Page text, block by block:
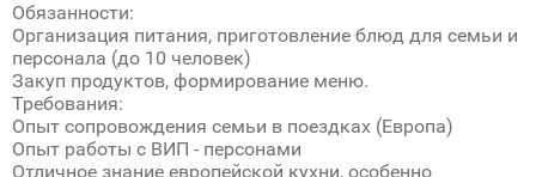
Обязанности:
Организация питания, приготовление блюд для семьи и
персонала (до 10 человек)
Закуп продуктов, формирование меню.
Требования:
Опыт сопровождения семьи в поездках (Европа)
Опыт работы с ВИП - персонами
Отличное знание европейской кухни, особенно